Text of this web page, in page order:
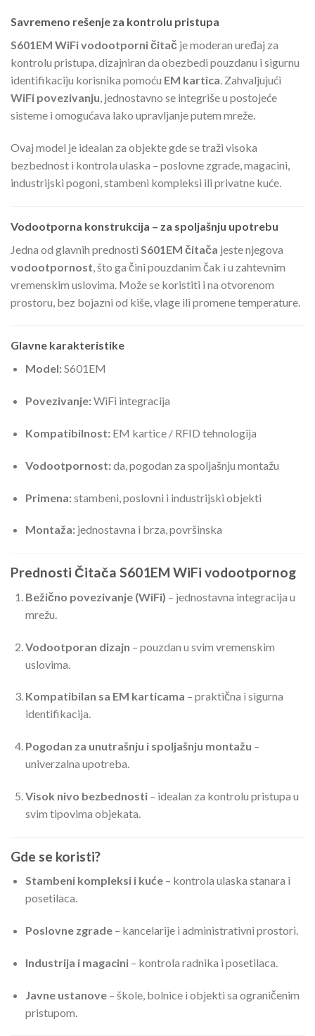
Savremeno rešenje za kontrolu pristupa
S601EM WiFi vodootporni čitač je moderan uređaj za
kontrolu pristupa, dizajniran da obezbedi pouzdanu i sigurnu
identifikaciju korisnika pomoću EM kartica. Zahvaljujući
WiFi povezivanju, jednostavno se integriše u postojeće
sisteme i omogućava lako upravljanje putem mreže.
Ovaj model je idealan za objekte gde se traži visoka
bezbednost i kontrola ulaska – poslovne zgrade, magacini,
industrijski pogoni, stambeni kompleksi ili privatne kuće.
Vodootporna konstrukcija – za spoljašnju upotrebu
Jedna od glavnih prednosti S601EM čitača jeste njegova
vodootpornost , što ga čini pouzdanim čak i u zahtevnim
vremenskim uslovima. Može se koristiti i na otvorenom
prostoru, bez bojazni od kiše, vlage ili promene temperature.
Glavne karakteristike
Model:S601EM
Povezivanje:WiFi integracija
Kompatibilnost:EM kartice / RFID tehnologija
Vodootpornost:da, pogodan za spoljašnju montažu
Primena:stambeni, poslovni i industrijski objekti
Montaža:jednostavna i brza, površinska
Prednosti Čitača S601EM WiFi vodootpornog
Bežično povezivanje (WiFi) – jednostavna integracija u
mrežu.
Vodootporan dizajn – pouzdan u svim vremenskim
uslovima.
Kompatibilan sa EM karticama – praktična i sigurna
identifikacija.
Pogodan za unutrašnju i spoljašnju montažu –
univerzalna upotreba.
Visok nivo bezbednosti– idealan za kontrolu pristupa u
svim tipovima objekata.
Gde se koristi?
Stambeni kompleksi i kuće– kontrola ulaska stanara i
posetilaca.
Poslovne zgrade– kancelarije i administrativni prostori.
Industrija i magacini– kontrola radnika i posetilaca.
Javne ustanove– škole, bolnice i objekti sa ograničenim
pristupom.